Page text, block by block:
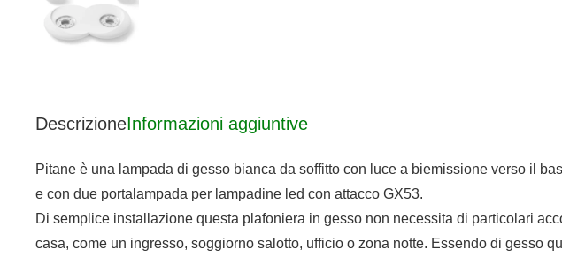
DescrizioneInformazioni aggiuntive
Pitane è una lampada di gesso bianca da soffitto con luce a biemissione verso il
e con due portalampada per lampadine led con attacco GX53.
Di semplice installazione questa plafoniera in gesso non necessita di particolari
casa, come un ingresso, soggiorno salotto, ufficio o zona notte. Essendo di gesso